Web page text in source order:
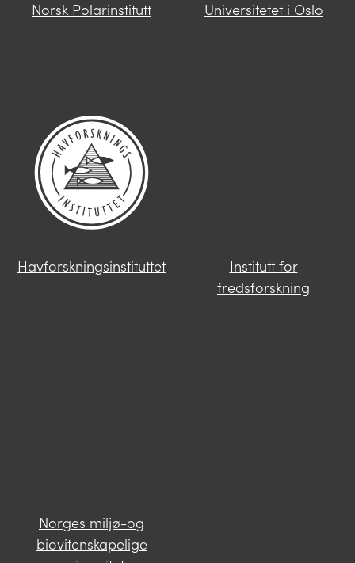
Norsk Polarinstitutt Universitetet i Oslo
Havforskningsinstituttet
Institutt for
fredsforskning
Norges miljø-og
biovitenskapelige